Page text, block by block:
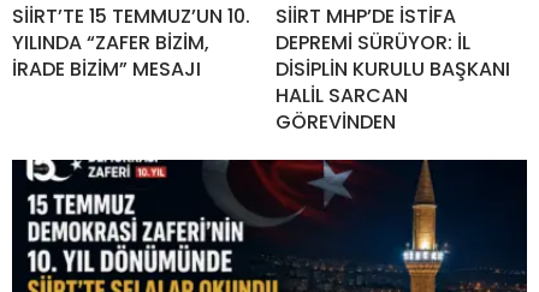
SİİRT’TE 15 TEMMUZ’UN 10.
YILINDA “ZAFER BİZİM,
İRADE BİZİM” MESAJI
SİİRT MHP’DE İSTİFA
DEPREMİ SÜRÜYOR: İL
DİSİPLİN KURULU BAŞKANI
HALİL SARCAN
GÖREVİNDEN